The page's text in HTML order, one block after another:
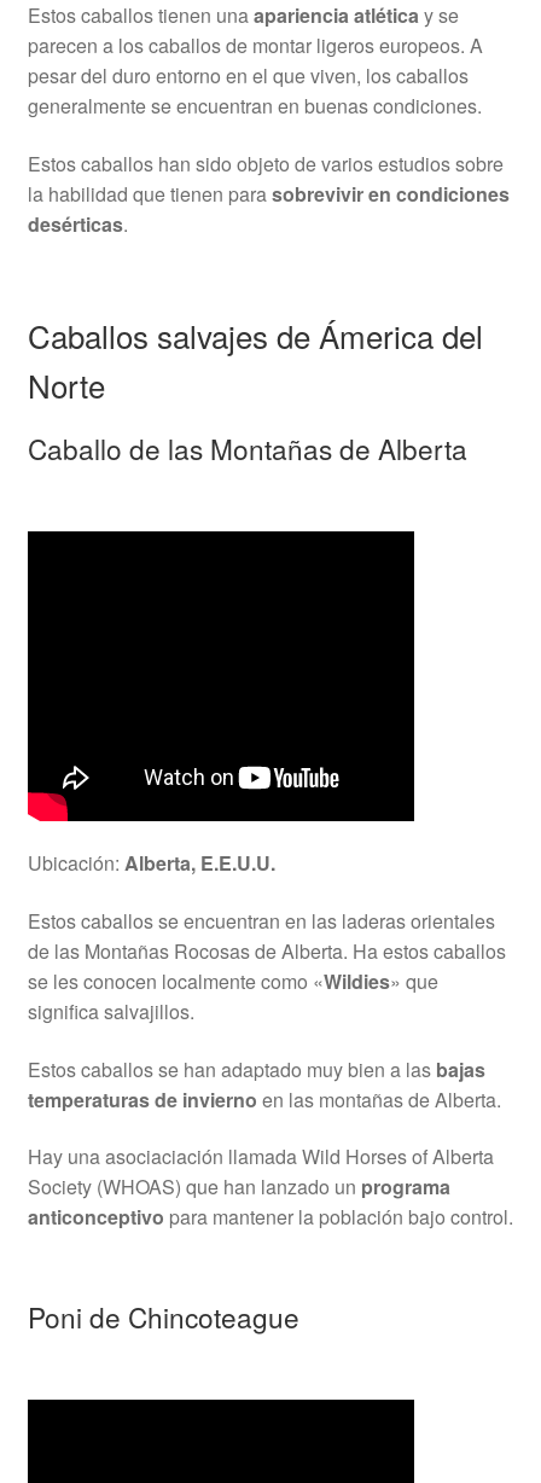
Estos caballos tienen unaapariencia atléticay se
parecen a los caballos de montar ligeros europeos. A
pesar del duro entorno en el que viven, los caballos
generalmente se encuentran en buenas condiciones.
Estos caballos han sido objeto de varios estudios sobre
la habilidad que tienen parasobrevivir en condiciones
desérticas.
Caballos salvajes de Ámerica del
Norte
Caballo de las Montañas de Alberta
Ubicación: Alberta, E.E.U.U.
Estos caballos se encuentran en las laderas orientales
de las Montañas Rocosas de Alberta. Ha estos caballos
se les conocen localmente como «Wildies» que
significa salvajillos.
Estos caballos se han adaptado muy bien a las bajas
temperaturas de invierno en las montañas de Alberta.
Hay una asociaciación llamada Wild Horses of Alberta
Society (WHOAS) que han lanzado un programa
anticonceptivo para mantener la población bajo control.
Poni de Chincoteague